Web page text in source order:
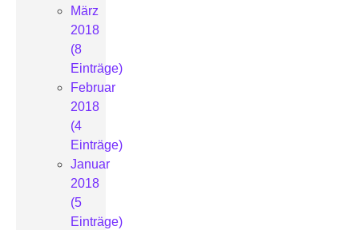
März
2018
(8
Einträge)
Februar
2018
(4
Einträge)
Januar
2018
(5
Einträge)